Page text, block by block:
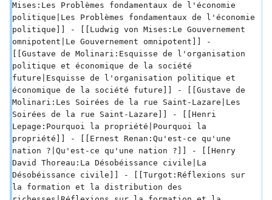
Mises:Les Problèmes fondamentaux de l'économie
politique|Les Problèmes fondamentaux de l'économie
politique]] - [[Ludwig von Mises:Le Gouvernement
omnipotent|Le Gouvernement omnipotent]] -
[[Gustave de Molinari:Esquisse de l'organisation
politique et économique de la société
future|Esquisse de l'organisation politique et
économique de la société future]] - [[Gustave de
Molinari:Les Soirées de la rue Saint-Lazare|Les
Soirées de la rue Saint-Lazare]] - [[Henri
Lepage:Pourquoi la propriété|Pourquoi la
propriété]] - [[Ernest Renan:Qu'est-ce qu'une
nation ?|Qu'est-ce qu'une nation ?]] - [[Henry
David Thoreau:La Désobéissance civile|La
Désobéissance civile]] - [[Turgot:Réflexions sur
la formation et la distribution des